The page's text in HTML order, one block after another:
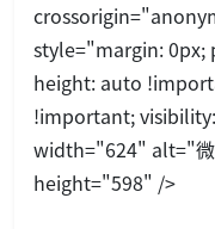
style="margin: 0px;
height: auto !im
!important;
width="624" alt="
height="598" />